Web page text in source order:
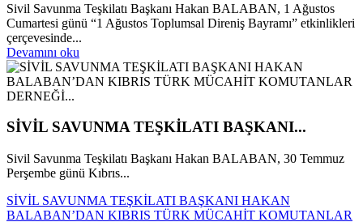
Sivil Savunma Teşkilatı Başkanı Hakan BALABAN, 1 Ağustos
Cumartesi günü “1 Ağustos Toplumsal Direniş Bayramı” etkinlikleri
çerçevesinde...
Devamını oku
SİVİL SAVUNMA TEŞKİLATI BAŞKANI...
Sivil Savunma Teşkilatı Başkanı Hakan BALABAN, 30 Temmuz
Perşembe günü Kıbrıs...
SİVİL SAVUNMA TEŞKİLATI BAŞKANI HAKAN
BALABAN’DAN KIBRIS TÜRK MÜCAHİT KOMUTANLAR